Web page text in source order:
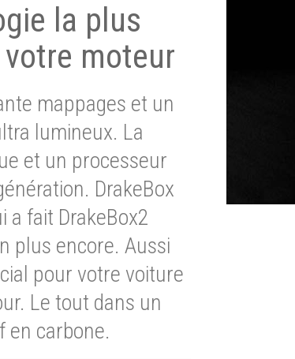
la plus
moteur
mappages et un
lumineux. La
et un processeur
DrakeBox
a fait DrakeBox2
plus encore. Aussi
pour votre voiture
Le tout dans un
en carbone.